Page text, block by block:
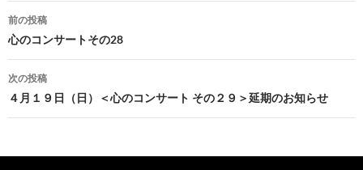
投
稿
ナ
ビ
ゲ
ー
前の投稿
心のコンサートその28
次の投稿
４月１９日（日）＜心のコンサート その２９＞延期のお知らせ